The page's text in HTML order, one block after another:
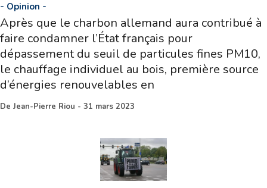
- Opinion -
Après que le charbon allemand aura contribué à
faire condamner l’État français pour
dépassement du seuil de particules fines PM10,
le chauffage individuel au bois, première source
d’énergies renouvelables en
De Jean-Pierre Riou - 31 mars 2023